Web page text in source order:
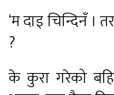
‘म दाइ चिन्दिनँ ।
?
के कुरा गरेको